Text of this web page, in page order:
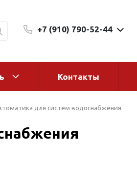
+7 (910) 790-52-44
Контакты
для систем водоснабжения